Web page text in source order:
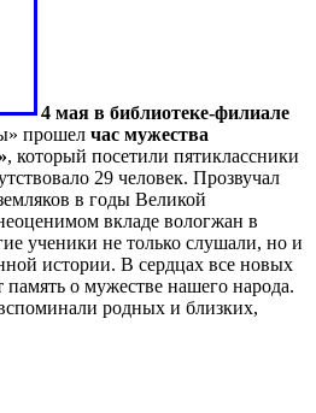
4 мая в библиотеке-филиале
прошел час мужества
, который посетили пятиклассники
29 человек. Прозвучал
в годы Великой
вкладе вологжан в
ученики не только слушали, но и
истории. В сердцах все новых
о мужестве нашего народа.
родных и близких,